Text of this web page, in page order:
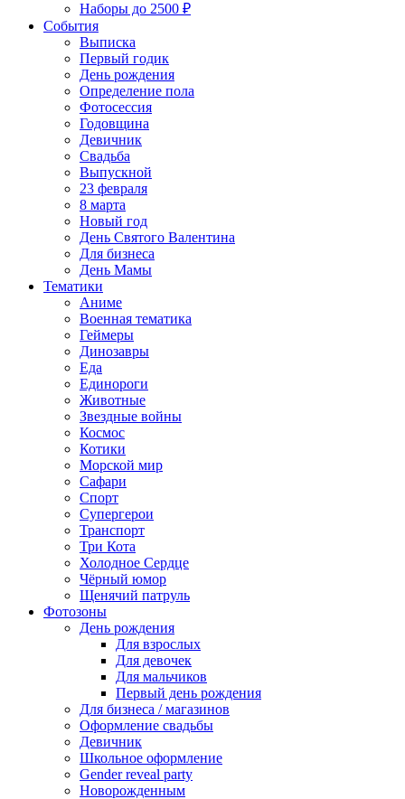
Наборы до 2500 ₽
События
Выписка
Первый годик
День рождения
Определение пола
Фотосессия
Годовщина
Девичник
Свадьба
Выпускной
23 февраля
8 марта
Новый год
День Святого Валентина
Для бизнеса
День Мамы
Тематики
Аниме
Военная тематика
Геймеры
Динозавры
Еда
Единороги
Животные
Звездные войны
Космос
Котики
Морской мир
Сафари
Спорт
Супергерои
Транспорт
Три Кота
Холодное Сердце
Чёрный юмор
Щенячий патруль
Фотозоны
День рождения
Для взрослых
Для девочек
Для мальчиков
Первый день рождения
Для бизнеса / магазинов
Оформление свадьбы
Девичник
Школьное оформление
Gender reveal party
Новорожденным